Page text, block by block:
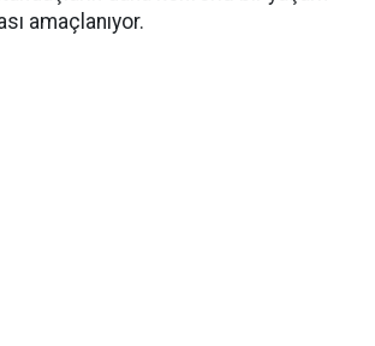
amaçlanıyor.